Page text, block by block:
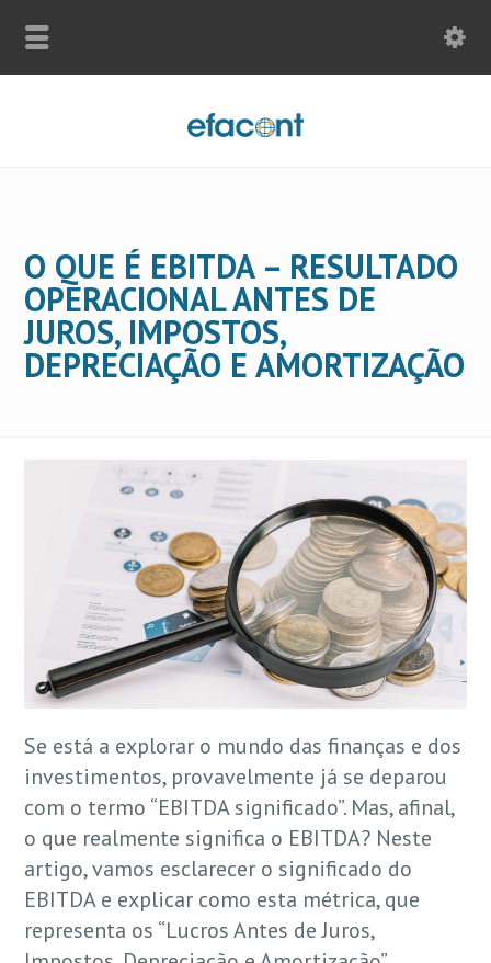
O QUE É EBITDA – RESULTADO
OPERACIONAL ANTES DE
JUROS, IMPOSTOS,
DEPRECIAÇÃO E AMORTIZAÇÃO
Se está a explorar o mundo das finanças e dos
investimentos, provavelmente já se deparou
com o termo “EBITDA significado”. Mas, afinal,
o que realmente significa o EBITDA? Neste
artigo, vamos esclarecer o significado do
EBITDA e explicar como esta métrica, que
representa os “Lucros Antes de Juros,